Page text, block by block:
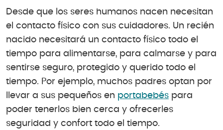
Desde que los seres humanos nacen necesitan
el contacto físico con sus cuidadores. Un recién
nacido necesitará un contacto físico todo el
tiempo para alimentarse, para calmarse y para
sentirse seguro, protegido y querido todo el
tiempo. Por ejemplo, muchos padres optan por
llevar a sus pequeños en portabebés para
poder tenerlos bien cerca y ofrecerles
seguridad y confort todo el tiempo.